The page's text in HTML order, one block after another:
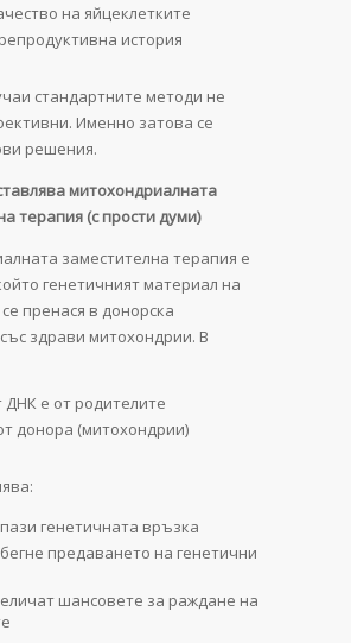
на яйцеклетките
история
стандартните методи не
Именно затова се
решения.
митохондриалната
терапия (с прости думи)
заместителна терапия е
генетичният материал на
пренася в донорска
здрави митохондрии. В
ДНК е от родителите
донора (митохондрии)
генетичната връзка
предаването на генетични
шансовете за раждане на